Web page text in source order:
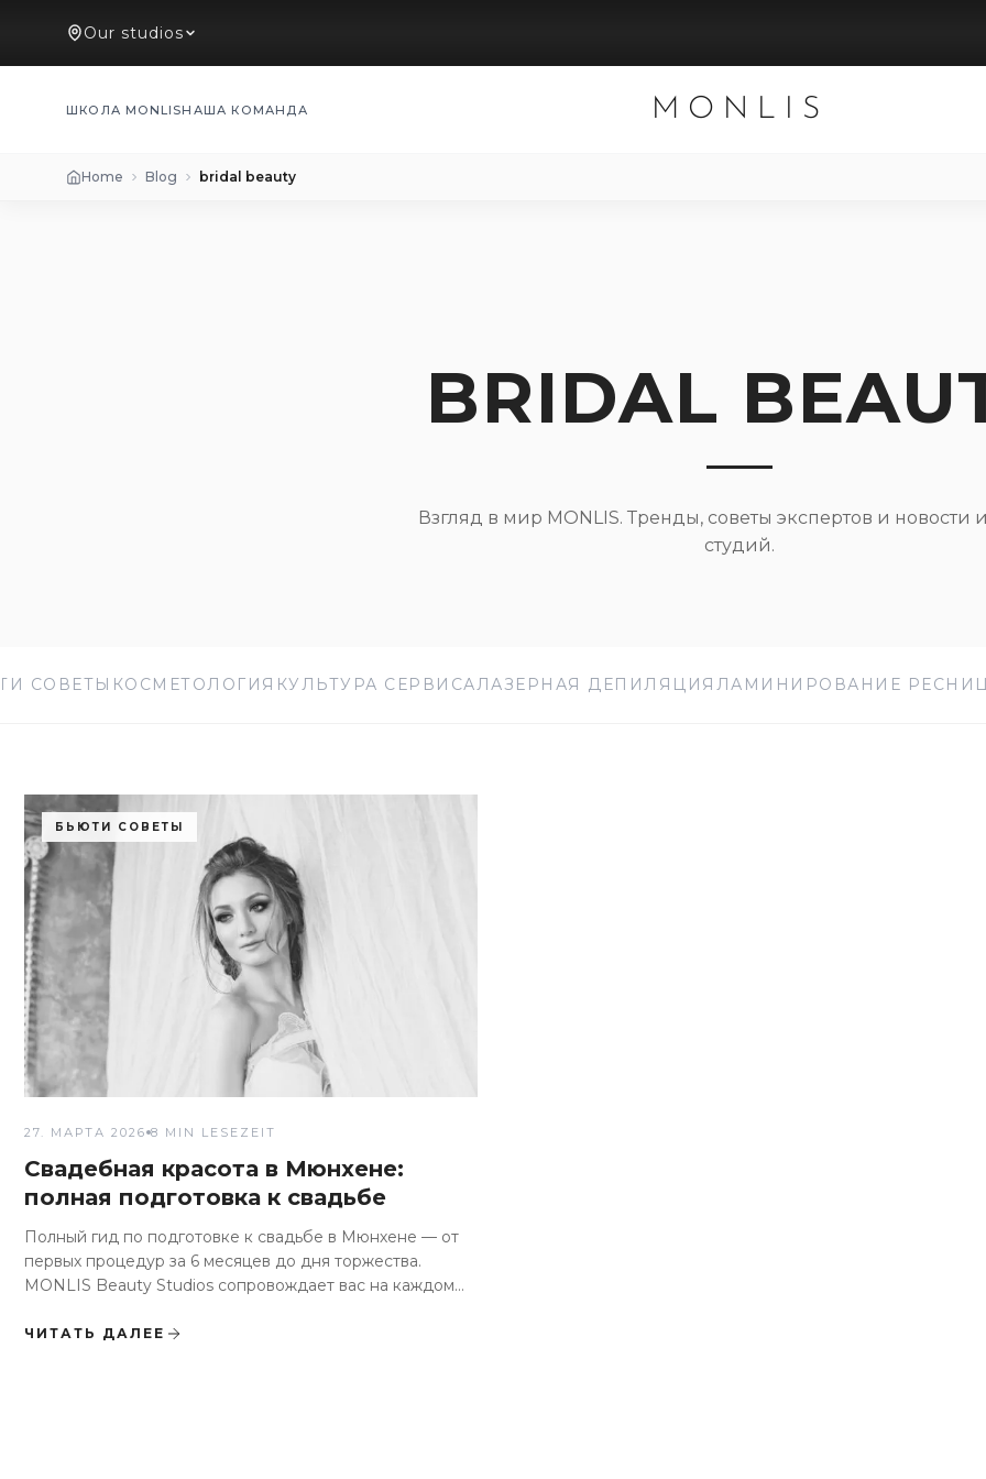
Our studios
ШКОЛА MONLISНАША КОМАНДА MONLIS
Home Blog bridal beauty
BRIDAL
Взгляд в мир MONLIS. Тренды, советы экспертов и новости
студий.
СОВЕТЫ КОСМЕТОЛОГИЯ КУЛЬТУРА СЕРВИСАЛАЗЕРНАЯ ДЕПИЛЯЦИЯ ЛАМИНИРОВАНИЕ
БЬЮТИ СОВЕТЫ
27. МАРТА 2026 8 MIN LESEZEIT
Свадебная красота в Мюнхене:
полная подготовка к свадьбе
Полный гид по подготовке к свадьбе в Мюнхене — от
первых процедур за 6 месяцев до дня торжества.
MONLIS Beauty Studios сопровождает вас на каждом
ЧИТАТЬ ДАЛЕЕ